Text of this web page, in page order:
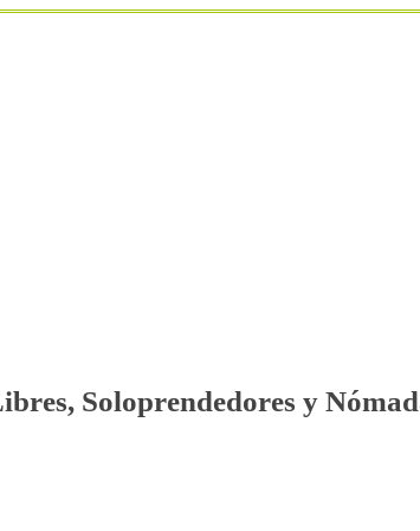
Soloprendedores y